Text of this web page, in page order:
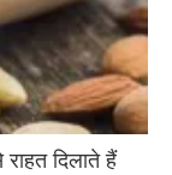
दिलाते हैं